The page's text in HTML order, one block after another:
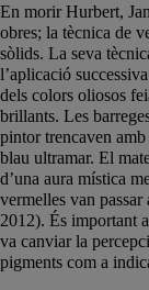
En morir Hurbert,
obres; la tècnica de
sòlids. La seva
l’aplicació
dels colors oliosos
brillants. Les
pintor trencaven
blau ultramar. El
d’una aura mística
vermelles van
2012). És important
va canviar la
pigments com a